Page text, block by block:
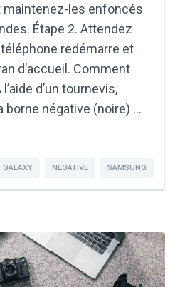
maintenez-les enfoncés
Étape 2. Attendez
redémarre et
d’accueil. Comment
d’un tournevis,
borne négative (noire) …
GALAXY NEGATIVE SAMSUNG